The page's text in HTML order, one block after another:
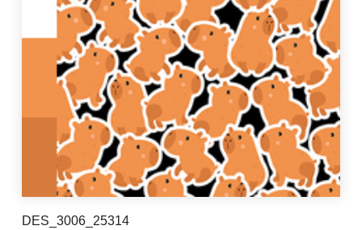
DES_3006_25314